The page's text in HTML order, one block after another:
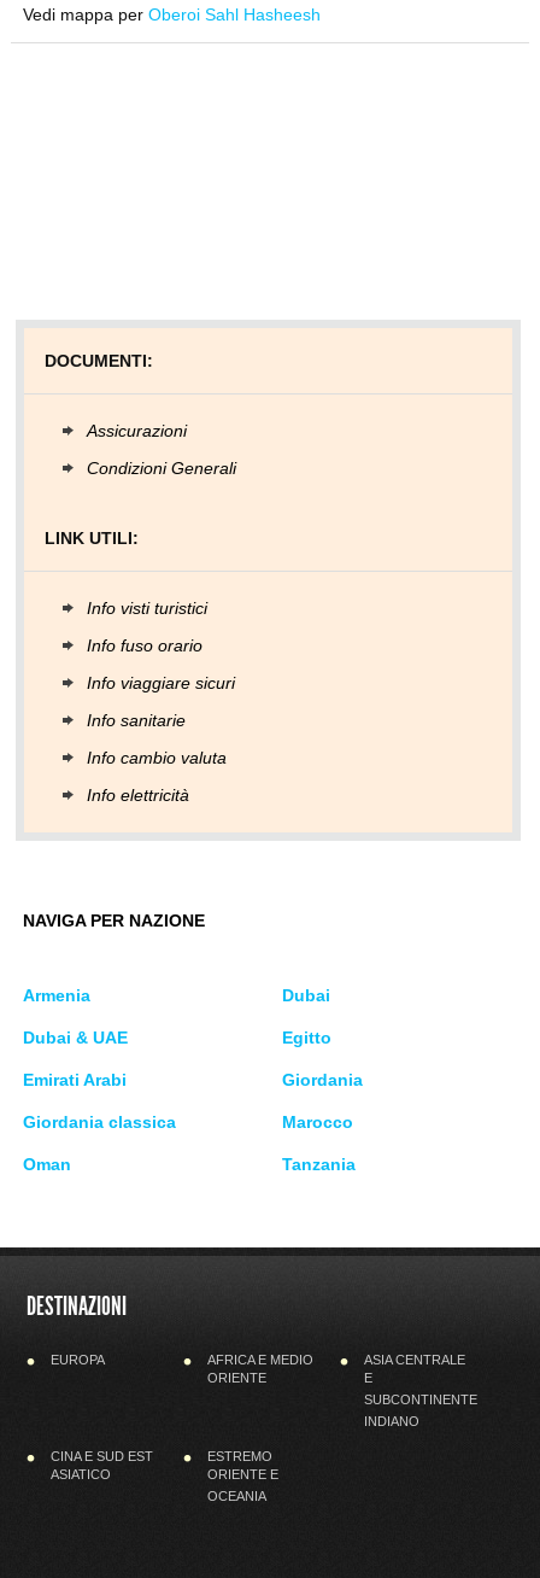
Vedi mappa per Oberoi Sahl Hasheesh
DOCUMENTI:
Assicurazioni
Condizioni Generali
LINK UTILI:
Info visti turistici
Info fuso orario
Info viaggiare sicuri
Info sanitarie
Info cambio valuta
Info elettricità
NAVIGA PER NAZIONE
Armenia Dubai
Dubai & UAE Egitto
Emirati Arabi Giordania
Giordania classica Marocco
Oman Tanzania
DESTINAZIONI
EUROPA AFRICA E MEDIO
ORIENTE
ASIA CENTRALE
E
SUBCONTINENTE
INDIANO
CINA E SUD EST
ASIATICO
ESTREMO
ORIENTE E
OCEANIA